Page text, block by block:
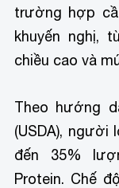
trường hợp
khuyến nghị,
chiều cao và
Theo hướng
(USDA),
đến 35%
Protein. Chế